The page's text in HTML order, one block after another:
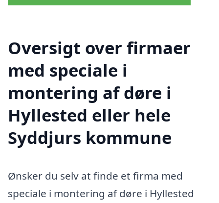
Oversigt over firmaer
med speciale i
montering af døre i
Hyllested eller hele
Syddjurs kommune
Ønsker du selv at finde et firma med
speciale i montering af døre i Hyllested